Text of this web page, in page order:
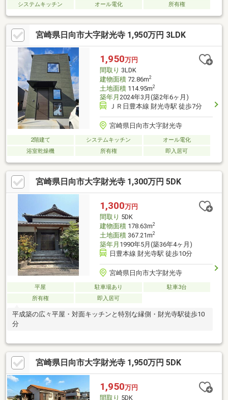
システムキッチン
オール電化 所有権
宮崎県日向市大字財光寺 1,950万円 3LDK
1,950万円
間取り 3LDK
建物面積72.86m2
土地面積114.95m2
築年月 2024年3月(築2年6ヶ月)
ＪＲ日豊本線 財光寺駅 徒歩7分
宮崎県日向市大字財光寺
2階建て システムキッチン
オール電化
浴室乾燥機
所有権 即入居可
宮崎県日向市大字財光寺 1,300万円 5DK
1,300万円
間取り 5DK
建物面積178.63m2
土地面積367.21m2
築年月 1990年5月(築36年4ヶ月)
日豊本線 財光寺駅 徒歩10分
宮崎県日向市大字財光寺
平屋 駐車場あり
駐車3台
所有権
即入居可
平成築の広々平屋・対面キッチンと特別な縁側・財光寺駅徒歩10
分
宮崎県日向市大字財光寺 1,950万円 5DK
1,950万円
間取り 5DK